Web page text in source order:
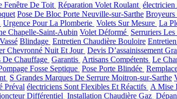
Fenêtre De Toit Réparation Volet Roulant
Pose De Bloc Porte Neuville-sur-Sarthe Broyeurs
Urgence Pour La Plomberie Volets Sur Mesure La
Chapelle-Saint-Aubin Volet Déformé Serruriers
Blindage Entretien Chaudière Bouloire
Chevronné Nuit Et Jour Devis D’assainissement
De Chauffage Garantis Artisans Compétents Le
Fosse Septique Pose Porte Blindée
S Grandes Marques De Serrure Moitron-sur-Sarthe
Préval électriciens Sont Flexibles Et Réactifs A Mise
Différentiel Installation Chaudière Gaz